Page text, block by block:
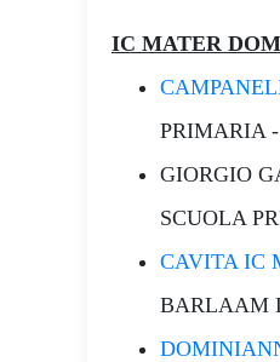
IC MATER
PRIMARIA
GIORGIO
SCUOLA
CAVITA IC
BARLAAM